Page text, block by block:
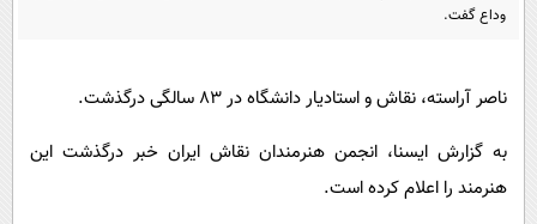
سرگرمی
فناوری
پیامک
روانشناسی
وداع گفت.
ناصر آراسته، نقاش و استادیار دانشگاه در ۸۳ سالگی درگذشت.
به گزارش ایسنا، انجمن هنرمندان نقاش ایران خبر درگذشت این
هنرمند را اعلام کرده است.